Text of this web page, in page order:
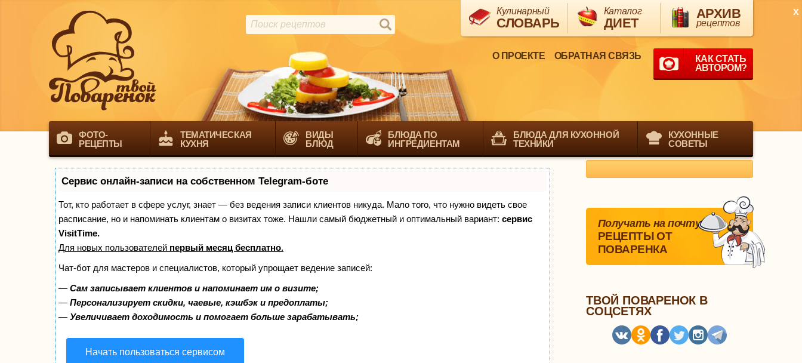
Кулинарный
СЛОВАРЬ
Каталог
ДИЕТ
АРХИВ
рецептов
КАК СТАТЬ
АВТОРОМ?
ОБРАТНАЯ СВЯЗЬ
О ПРОЕКТЕ
ФОТО-
РЕЦЕПТЫ
ТЕМАТИЧЕСКАЯ
КУХНЯ
ВИДЫ
БЛЮД
БЛЮДА ПО
ИНГРЕДИЕНТАМ
КУХОННЫЕ
СОВЕТЫ
БЛЮДА ДЛЯ КУХОННОЙ
ТЕХНИКИ
Сервис онлайн-записи на собственном Telegram-боте
Тот, кто работает в сфере услуг, знает — без ведения записи клиентов никуда. Мало того, что нужно видеть свое
расписание, но и напоминать клиентам о визитах тоже. Нашли самый бюджетный и оптимальный вариант: сервис
VisitTime.
Для новых пользователей первый месяц бесплатно.
Чат-бот для мастеров и специалистов, который упрощает ведение записей:
— Сам записывает клиентов и напоминает им о визите;
— Персонализирует скидки, чаевые, кэшбэк и предоплаты;
— Увеличивает доходимость и помогает больше зарабатывать;
Начать пользоваться сервисом
x
Получать на почту
РЕЦЕПТЫ ОТ
ПОВАРЕНКА
ТВОЙ ПОВАРЕНОК В
СОЦСЕТЯХ